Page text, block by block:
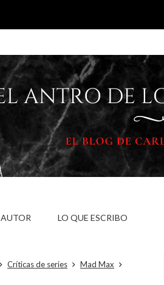
AUTOR LO QUE ESCRIBO
Críticas de series
Mad Max